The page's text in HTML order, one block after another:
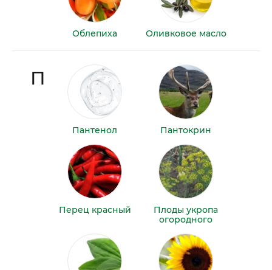
Облепиха Оливковое масло
П
Пантенол Пантокрин
Перец красный
Плоды укропа
огородного